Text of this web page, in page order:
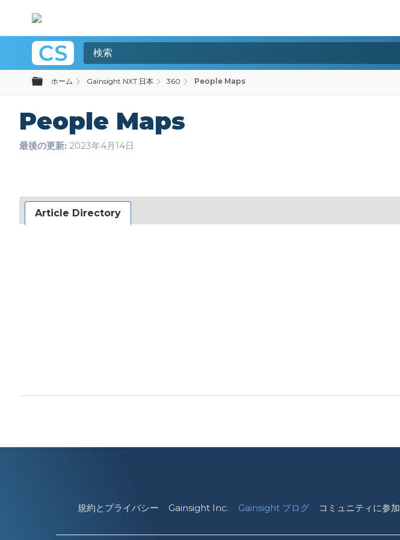
グローバル階層を展開/折りたたむ
ホーム Gainsight NXT 日本 360 People Maps
People Maps
最後の更新 2023年4月14日
Article Directory
規約とプライバシー Gainsight Inc. Gainsight ブログ コミュニティに参加